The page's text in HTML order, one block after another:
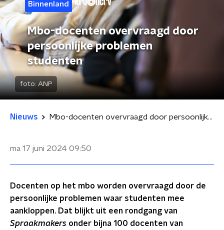
Binnenland
Mbo-docenten overvraagd door
persoonlijke problemen
studenten
foto: ANP
Nieuws Mbo-docenten overvraagd door persoonlijke problemen studenten
ma 17 juni 2024 09:50
Docenten op het mbo worden overvraagd door de
persoonlijke problemen waar studenten mee
aankloppen. Dat blijkt uit een rondgang van
Spraakmakers onder bijna 100 docenten van